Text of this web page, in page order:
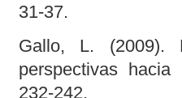
31-37.
Gallo, L. (2009).
perspectivas
232-242.